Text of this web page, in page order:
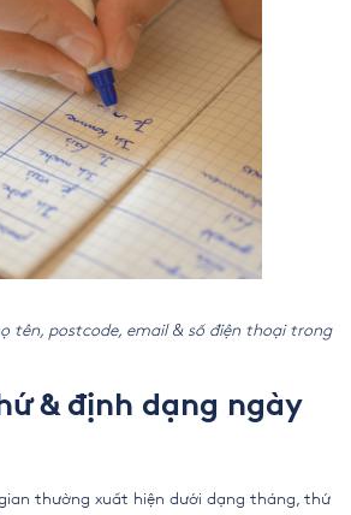
tên, postcode, email & số điện thoại trong
& định dạng ngày
thường xuất hiện dưới dạng tháng, thứ